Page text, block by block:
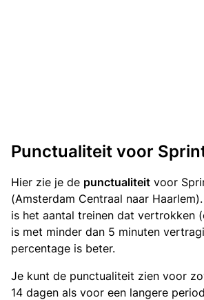
Punctualiteit voor
Hier zie je de punctualiteit voor
(Amsterdam Centraal naar
is het aantal treinen dat vertrokken
is met minder dan 5 minuten
percentage is beter.
Je kunt de punctualiteit zien voor
14 dagen als voor een langere